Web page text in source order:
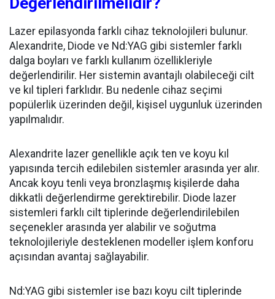
Lazer epilasyonda farklı cihaz teknolojileri bulunur.
Alexandrite, Diode ve Nd:YAG gibi sistemler farklı
dalga boyları ve farklı kullanım özellikleriyle
değerlendirilir. Her sistemin avantajlı olabileceği cilt
ve kıl tipleri farklıdır. Bu nedenle cihaz seçimi
popülerlik üzerinden değil, kişisel uygunluk üzerinden
yapılmalıdır.
Alexandrite lazer genellikle açık ten ve koyu kıl
yapısında tercih edilebilen sistemler arasında yer alır.
Ancak koyu tenli veya bronzlaşmış kişilerde daha
dikkatli değerlendirme gerektirebilir. Diode lazer
sistemleri farklı cilt tiplerinde değerlendirilebilen
seçenekler arasında yer alabilir ve soğutma
teknolojileriyle desteklenen modeller işlem konforu
açısından avantaj sağlayabilir.
Nd:YAG gibi sistemler ise bazı koyu cilt tiplerinde